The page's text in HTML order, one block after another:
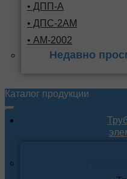
• ДПП-А
• ДПС-2АМ
• АМ-2002
Недавно
Каталог продукции